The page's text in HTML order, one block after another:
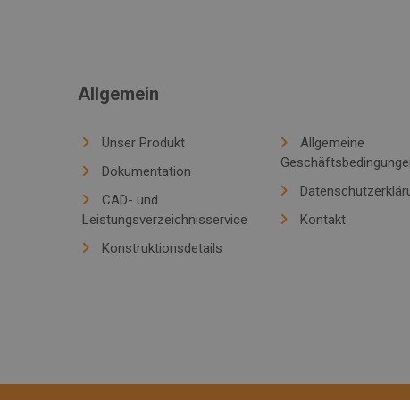
Allgemein
Unser Produkt
Dokumentation
CAD- und
Leistungsverzeichnisservice
Konstruktionsdetails
Allgemeine
Kontakt